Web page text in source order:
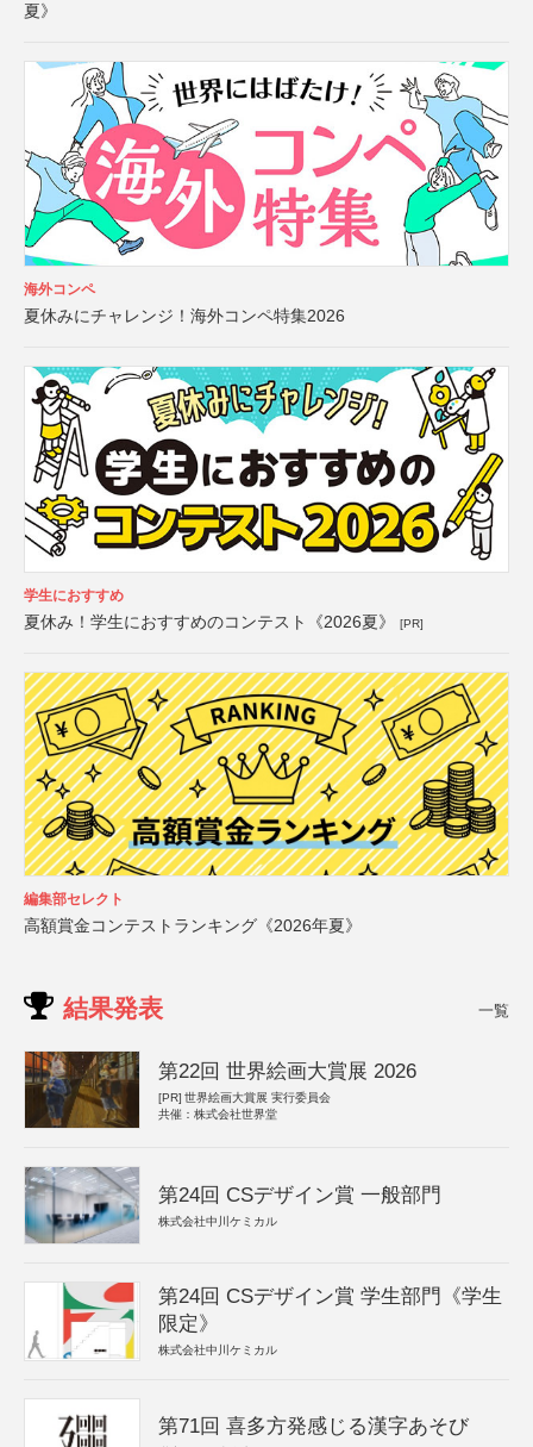
夏》
海外コンペ
夏休みにチャレンジ！海外コンペ特集2026
学生におすすめ
夏休み！学生におすすめのコンテスト《2026夏》 [PR]
編集部セレクト
高額賞金コンテストランキング《2026年夏》
結果発表 一覧
第22回 世界絵画大賞展 2026
[PR] 世界絵画大賞展 実行委員会
共催：株式会社世界堂
第24回 CSデザイン賞 一般部門
株式会社中川ケミカル
第24回 CSデザイン賞 学生部門《学生
限定》
株式会社中川ケミカル
第71回 喜多方発感じる漢字あそび